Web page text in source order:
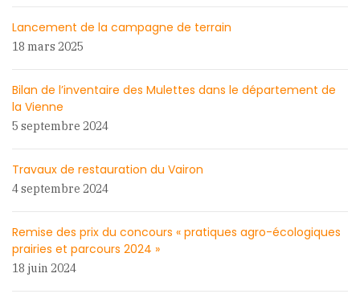
Lancement de la campagne de terrain
18 mars 2025
Bilan de l’inventaire des Mulettes dans le département de
la Vienne
5 septembre 2024
Travaux de restauration du Vairon
4 septembre 2024
Remise des prix du concours « pratiques agro-écologiques
prairies et parcours 2024 »
18 juin 2024